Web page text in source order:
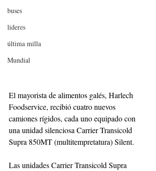
buses
lideres
última milla
Mundial
El mayorista de alimentos galés, Harlech
Foodservice, recibió cuatro nuevos
camiones rígidos, cada uno equipado con
una unidad silenciosa Carrier Transicold
Supra 850MT (multitempretatura) Silent.
Las unidades Carrier Transicold Supra